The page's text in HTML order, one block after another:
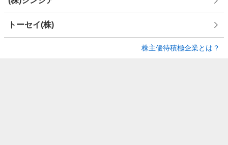
トーセイ(株)
株主優待積極企業とは？